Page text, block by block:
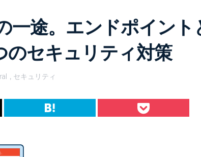
一途。エンドポイント
のセキュリティ対策
, セキュリティ